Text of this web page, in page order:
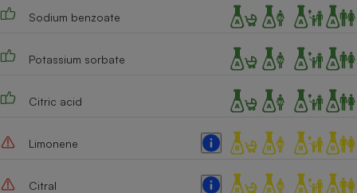
Sodium benzoate
Potassium sorbate
Citric acid
Limonene
Citral
Robot ménager